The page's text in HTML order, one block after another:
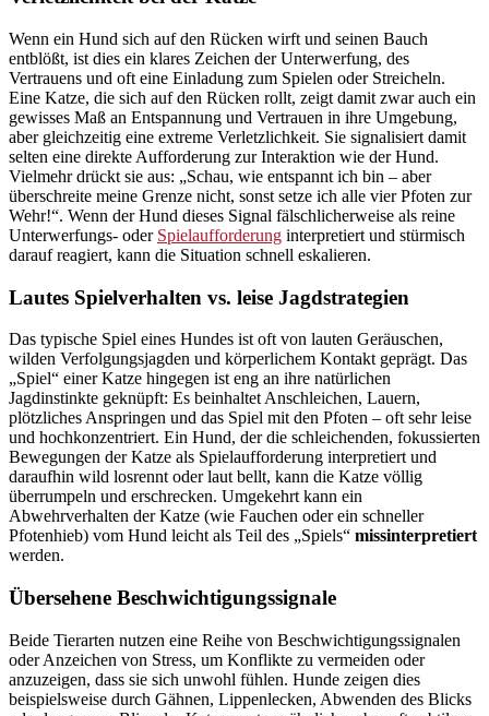
Wenn ein Hund sich auf den Rücken wirft und seinen Bauch
entblößt, ist dies ein klares Zeichen der Unterwerfung, des
Vertrauens und oft eine Einladung zum Spielen oder Streicheln.
Eine Katze, die sich auf den Rücken rollt, zeigt damit zwar auch ein
gewisses Maß an Entspannung und Vertrauen in ihre Umgebung,
aber gleichzeitig eine extreme Verletzlichkeit. Sie signalisiert damit
selten eine direkte Aufforderung zur Interaktion wie der Hund.
Vielmehr drückt sie aus: „Schau, wie entspannt ich bin – aber
überschreite meine Grenze nicht, sonst setze ich alle vier Pfoten zur
Wehr!“. Wenn der Hund dieses Signal fälschlicherweise als reine
Unterwerfungs- oder Spielaufforderung interpretiert und stürmisch
darauf reagiert, kann die Situation schnell eskalieren.
Lautes Spielverhalten vs. leise Jagdstrategien
Das typische Spiel eines Hundes ist oft von lauten Geräuschen,
wilden Verfolgungsjagden und körperlichem Kontakt geprägt. Das
„Spiel“ einer Katze hingegen ist eng an ihre natürlichen
Jagdinstinkte geknüpft: Es beinhaltet Anschleichen, Lauern,
plötzliches Anspringen und das Spiel mit den Pfoten – oft sehr leise
und hochkonzentriert. Ein Hund, der die schleichenden, fokussierten
Bewegungen der Katze als Spielaufforderung interpretiert und
daraufhin wild losrennt oder laut bellt, kann die Katze völlig
überrumpeln und erschrecken. Umgekehrt kann ein
Abwehrverhalten der Katze (wie Fauchen oder ein schneller
Pfotenhieb) vom Hund leicht als Teil des „Spiels“ missinterpretiert
werden.
Übersehene Beschwichtigungssignale
Beide Tierarten nutzen eine Reihe von Beschwichtigungssignalen
oder Anzeichen von Stress, um Konflikte zu vermeiden oder
anzuzeigen, dass sie sich unwohl fühlen. Hunde zeigen dies
beispielsweise durch Gähnen, Lippenlecken, Abwenden des Blicks